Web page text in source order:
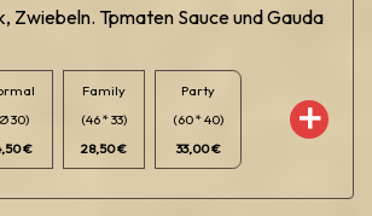
Zwiebeln. Tpmaten Sauce und Gauda
30)
€
Family
(46 * 33)
28,50 €
Party
(60 * 40)
33,00 €